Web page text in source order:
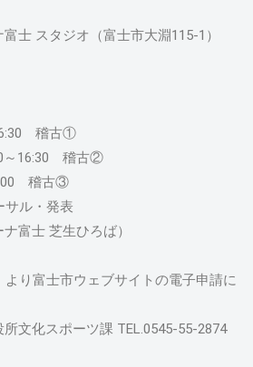
士 スタジオ（富士市大淵115-1）
稽古①
～16:30 稽古②
稽古③
サル・発表
富士 芝生ひろば）
り富士市ウェブサイトの電子申請に
文化スポーツ課 TEL.0545-55-2874